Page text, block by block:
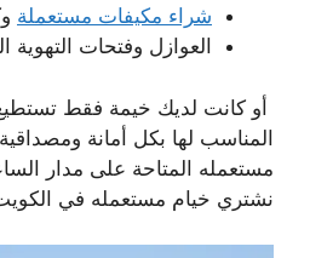
شراء مكيفات مستعملة
العوازل وفتحات التهوية
أو كانت لديك خيمة فقط
المناسب لها بكل أمانة
مستعمله المتاحة على مدار
نشتري خيام مستعمله في